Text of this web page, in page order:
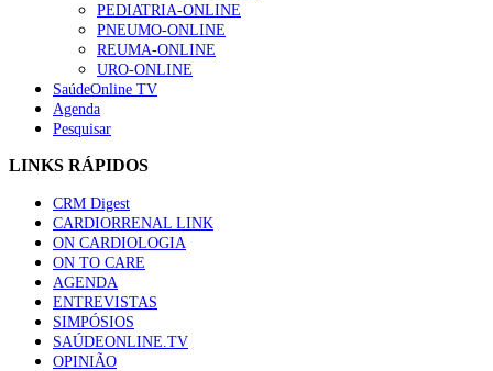
“Os programas de rastreio do cancro do pulmão são
custo-efetivos e representam um investimento
sustentável para os sistemas de saúde”
93 visualizações
Quase quatro em cada dez doentes com enfarte
87 visualizações
Trodelvy aprovado para primeira linha no cancro da
mama triplo negativo metastático em doentes não
elegíveis para inibidores PD-(L)1
61 visualizações
PEDIATRIA-ONLINE
PNEUMO-ONLINE
REUMA-ONLINE
URO-ONLINE
SaúdeOnline TV
Agenda
Pesquisar
LINKS RÁPIDOS
CRM Digest
CARDIORRENAL LINK
ON CARDIOLOGIA
ON TO CARE
AGENDA
ENTREVISTAS
SIMPÓSIOS
SAÚDEONLINE.TV
OPINIÃO